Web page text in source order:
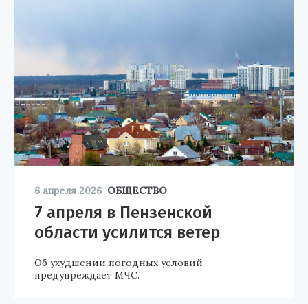
6 апреля 2026 ОБЩЕСТВО
7 апреля в Пензенской
области усилится ветер
Об ухудшении погодных условий
предупреждает МЧС.